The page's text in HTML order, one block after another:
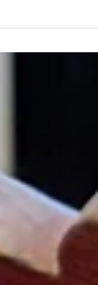
こととなりまし
通称：たいとこ
で始まりまし
じめ、ご近所の
知ってくださっ
広くご支援を頂
月たくさんの食
を多くのご家庭
た。皆様に励ま
だきましたお陰
ることができた
ては、このフー